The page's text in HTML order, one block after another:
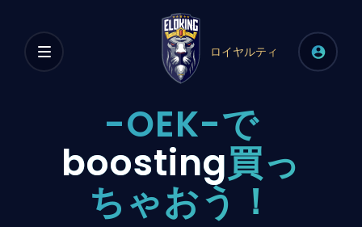
ロイヤルティ
-OEK-で
boosting買っ
ちゃおう！